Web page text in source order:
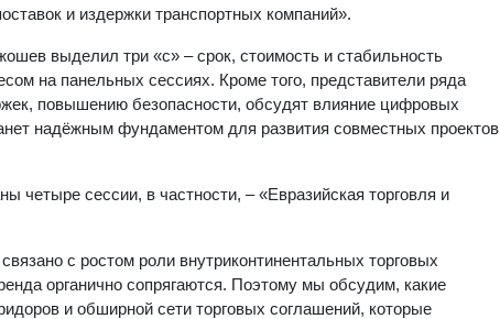
и издержки транспортных компаний».
выделил три «с» – срок, стоимость и стабильность
на панельных сессиях. Кроме того, представители ряда
повышению безопасности, обсудят влияние цифровых
надёжным фундаментом для развития совместных проектов
четыре сессии, в частности, – «Евразийская торговля и
с ростом роли внутриконтинентальных торговых
органично сопрягаются. Поэтому мы обсудим, какие
и обширной сети торговых соглашений, которые